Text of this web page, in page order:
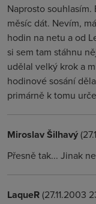
Naprosto
měsíc dát. Nevím,
hodin na netu a od
si sem tam stáhnu
udělal velký krok a
hodinové sosání
primárně k tomu
Miroslav Šilhavý
Přesně tak... Jinak
LaqueR(27.11.2003